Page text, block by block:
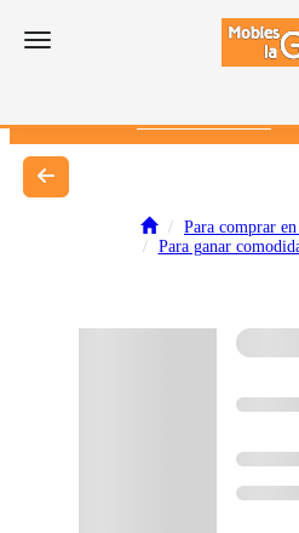
Toggle navigation
Para comprar
Para ganar